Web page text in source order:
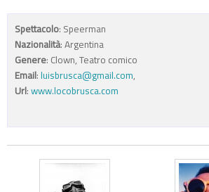
Spettacolo: Speerman
Nazionalità: Argentina
Genere: Clown, Teatro comico
Email: luisbrusca@gmail.com,
Url: www.locobrusca.com